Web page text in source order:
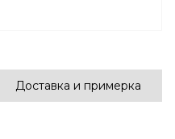
Доставка и примерка